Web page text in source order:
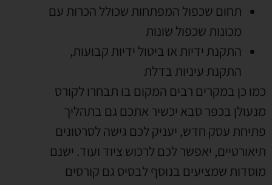
תחום שכפול המפתחות שכולל הכרות עם
מכונות שכפול שונות
התקנת ידיות או ביטול ידיות קבועות,
התקנת עיניות בדלת
כמו כן במקרים רבים המקום בו תבחרו לקורס
מנעולן בכפר סבא יכשיר אתכם גם בתהליך
פתיחת עסק חדש, יעניק לכם גישה לסרטונים
תיאורטיים, יאפשר לכם לרכוש ציוד ועוד. ישנם
מוסדות שמציעים בנוסף לבסיס גם קורסים